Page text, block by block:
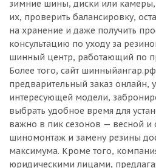
зимние шины, диски или камеры,
их, проверить балансировку,
на хранение и даже получить
консультацию по уходу за
шинный центр, работающий по
Более того, сайт шинныйангар.рф
предварительный заказ онлайн,
интересующей модели,
выбрать удобное время для
важно в пик сезонов — весной и
шиномонтаж и замену резины
максимума. Кроме того,
юридическими лицами,